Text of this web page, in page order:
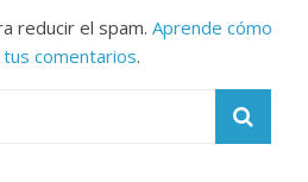
reducir el spam.Aprende cómo
comentarios.